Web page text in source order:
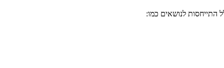
לנושאים כמו: